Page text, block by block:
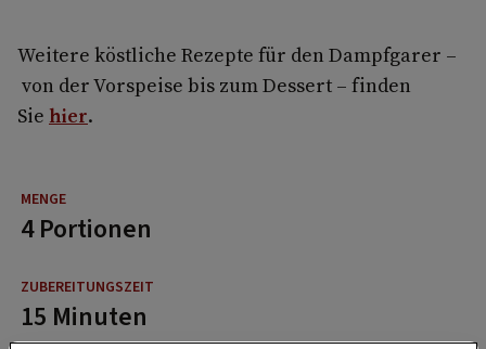
Weitere köstliche Rezepte für den Dampfgarer –
von der Vorspeise bis zum Dessert – finden
Sie hier.
4 Portionen
15 Minuten